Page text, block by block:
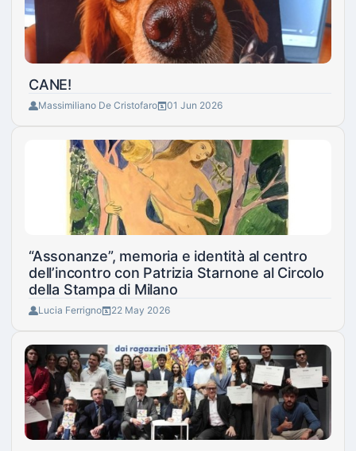
CANE!
Massimiliano De Cristofaro 01 Jun 2026
“Assonanze”, memoria e identità al centro
dell’incontro con Patrizia Starnone al Circolo
della Stampa di Milano
Lucia Ferrigno 22 May 2026